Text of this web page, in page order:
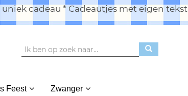
cadeau * Cadeautjes met eigen tekst
Feest Zwanger